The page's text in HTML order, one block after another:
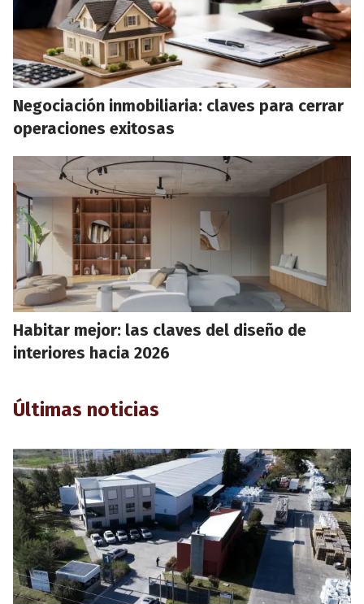
Negociación inmobiliaria: claves para cerrar
operaciones exitosas
Habitar mejor: las claves del diseño de
interiores hacia 2026
Últimas noticias